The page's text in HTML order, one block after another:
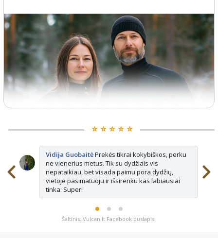
⭐️ ⭐️ ⭐️ ⭐️ ⭐️
Vidija GuobaitėPrekės tikrai kokybiškos, perku
ne vienerius metus. Tik su dydžiais vis
nepataikiau, bet visada paimu pora dydžių,
vietoje pasimatuoju ir išsirenku kas labiausiai
tinka. Super!
Šaltinis: Vulcan.lt Facebook puslapis